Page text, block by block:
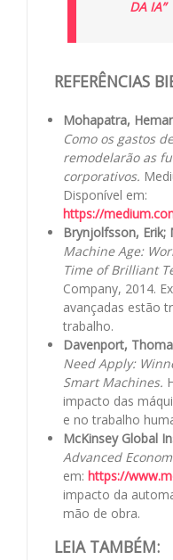
DA IA”
REFERÊNCIAS
Mohapatra,
Como os gastos
remodelarão as
corporativos.
Disponível em:
https://
Brynjolfsson, Erik;
Machine Age:
Time of Brilliant
Company, 2014.
avançadas estão
trabalho.
Davenport,
Need Apply:
Smart Machines.
impacto das
e no trabalho
McKinsey Global
Advanced
em: https://
impacto da
mão de obra.
LEIA TAMBÉM: